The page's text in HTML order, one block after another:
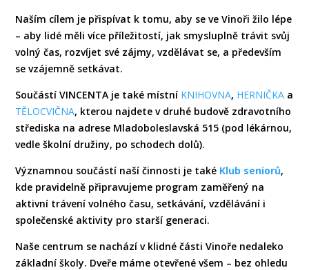
Naším cílem je přispívat k tomu, aby se ve Vinoři žilo lépe
– aby lidé měli více příležitostí, jak smysluplně trávit svůj
volný čas, rozvíjet své zájmy, vzdělávat se, a především
se vzájemně setkávat.
Součástí VINCENTA je také místní KNIHOVNA, HERNIČKA a
TĚLOCVIČNA, kterou najdete v druhé budově zdravotního
střediska na adrese Mladoboleslavská 515 (pod lékárnou,
vedle školní družiny, po schodech dolů).
Významnou součástí naší činnosti je také Klub seniorů,
kde pravidelně připravujeme program zaměřený na
aktivní trávení volného času, setkávání, vzdělávání i
společenské aktivity pro starší generaci.
Naše centrum se nachází v klidné části Vinoře nedaleko
základní školy. Dveře máme otevřené všem – bez ohledu